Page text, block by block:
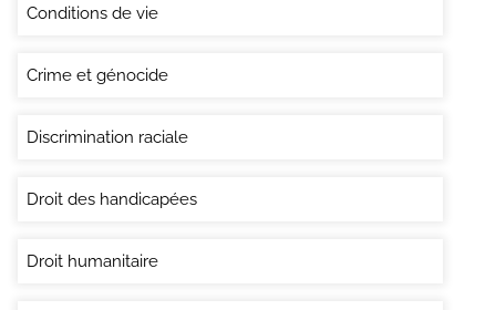
Conditions de vie
Crime et génocide
Discrimination raciale
Droit des handicapées
Droit humanitaire